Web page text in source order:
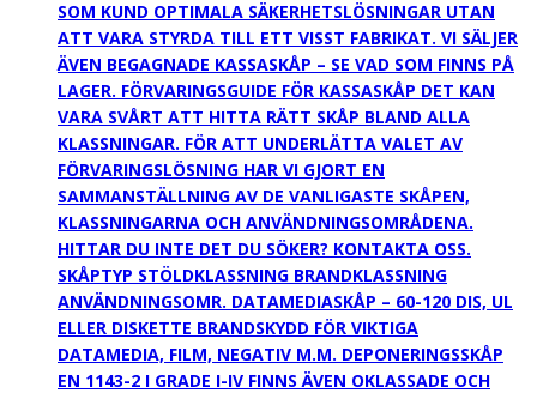
SOM KUND OPTIMALA SÄKERHETSLÖSNINGAR UTAN
ATT VARA STYRDA TILL ETT VISST FABRIKAT. VI SÄLJER
ÄVEN BEGAGNADE KASSASKÅP – SE VAD SOM FINNS PÅ
LAGER. FÖRVARINGSGUIDE FÖR KASSASKÅP DET KAN
VARA SVÅRT ATT HITTA RÄTT SKÅP BLAND ALLA
KLASSNINGAR. FÖR ATT UNDERLÄTTA VALET AV
FÖRVARINGSLÖSNING HAR VI GJORT EN
SAMMANSTÄLLNING AV DE VANLIGASTE SKÅPEN,
KLASSNINGARNA OCH ANVÄNDNINGSOMRÅDENA.
HITTAR DU INTE DET DU SÖKER? KONTAKTA OSS.
SKÅPTYP STÖLDKLASSNING BRANDKLASSNING
ANVÄNDNINGSOMR. DATAMEDIASKÅP – 60-120 DIS, UL
ELLER DISKETTE BRANDSKYDD FÖR VIKTIGA
DATAMEDIA, FILM, NEGATIV M.M. DEPONERINGSSKÅP
EN 1143-2 I GRADE I-IV FINNS ÄVEN OKLASSADE OCH